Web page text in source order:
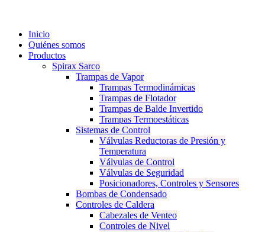
Inicio
Quiénes somos
Productos
Spirax Sarco
Trampas de Vapor
Trampas Termodinámicas
Trampas de Flotador
Trampas de Balde Invertido
Trampas Termoestáticas
Sistemas de Control
Válvulas Reductoras de Presión y
Temperatura
Válvulas de Control
Válvulas de Seguridad
Posicionadores, Controles y Sensores
Bombas de Condensado
Controles de Caldera
Cabezales de Venteo
Controles de Nivel